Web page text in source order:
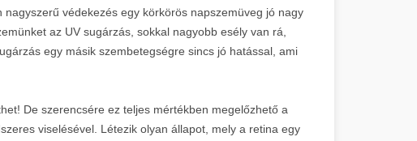
védekezés egy körkörös napszemüveg jó nagy
az UV sugárzás, sokkal nagyobb esély van rá,
egy másik szembetegségre sincs jó hatással, ami
De szerencsére ez teljes mértékben megelőzhető a
viselésével. Létezik olyan állapot, mely a retina egy